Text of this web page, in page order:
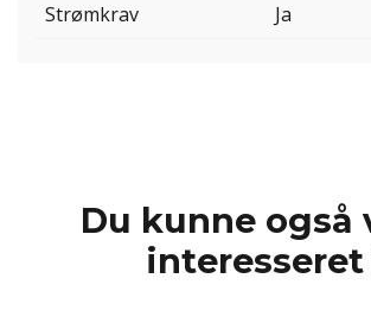
Strømkrav
Ja
Du kunne også
interesseret